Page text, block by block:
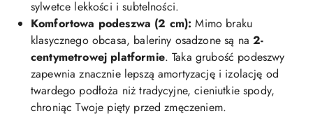
sylwetce lekkości i subtelności.
Komfortowa podeszwa (2 cm): Mimo braku
klasycznego obcasa, baleriny osadzone są na2-
centymetrowej platformie. Taka grubość podeszwy
zapewnia znacznie lepszą amortyzację i izolację od
twardego podłoża niż tradycyjne, cieniutkie spody,
chroniąc Twoje pięty przed zmęczeniem.